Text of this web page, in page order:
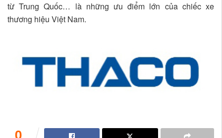
từ Trung Quốc… là những ưu điểm lớn của chiếc xe
thương hiệu Việt Nam.
0